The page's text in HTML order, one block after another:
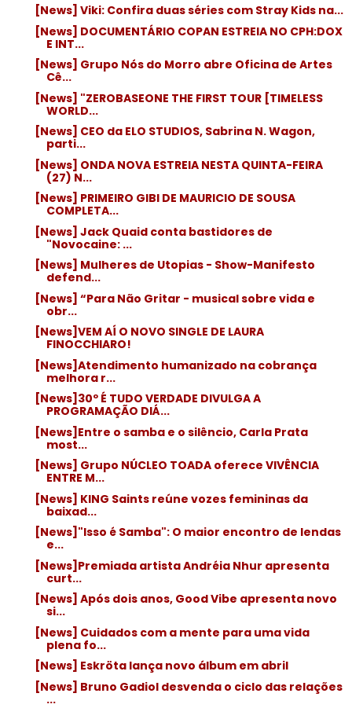
[News] Viki: Confira duas séries com Stray Kids na...
[News] DOCUMENTÁRIO COPAN ESTREIA NO CPH:DOX
E INT...
[News] Grupo Nós do Morro abre Oficina de Artes
Cê...
[News] "ZEROBASEONE THE FIRST TOUR [TIMELESS
WORLD...
[News] CEO da ELO STUDIOS, Sabrina N. Wagon,
parti...
[News] ONDA NOVA ESTREIA NESTA QUINTA-FEIRA
(27) N...
[News] PRIMEIRO GIBI DE MAURICIO DE SOUSA
COMPLETA...
[News] Jack Quaid conta bastidores de
"Novocaine: ...
[News] Mulheres de Utopias - Show-Manifesto
defend...
[News] “Para Não Gritar - musical sobre vida e
obr...
[News]VEM AÍ O NOVO SINGLE DE LAURA
FINOCCHIARO!
[News]Atendimento humanizado na cobrança
melhora r...
[News]30º É TUDO VERDADE DIVULGA A
PROGRAMAÇÃO DIÁ...
[News]Entre o samba e o silêncio, Carla Prata
most...
[News] Grupo NÚCLEO TOADA oferece VIVÊNCIA
ENTRE M...
[News] KING Saints reúne vozes femininas da
baixad...
[News]"Isso é Samba": O maior encontro de lendas
e...
[News]Premiada artista Andréia Nhur apresenta
curt...
[News] Após dois anos, Good Vibe apresenta novo
si...
[News] Cuidados com a mente para uma vida
plena fo...
[News] Eskröta lança novo álbum em abril
[News] Bruno Gadiol desvenda o ciclo das relações
...